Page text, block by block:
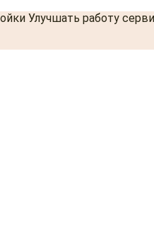
Улучшать работу